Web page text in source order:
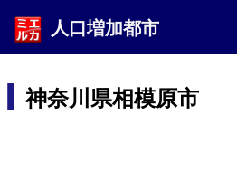
人口増加都市
神奈川県相模原市